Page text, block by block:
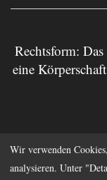
Rechtsform:
eine
Wir verwenden
analysieren. Unter